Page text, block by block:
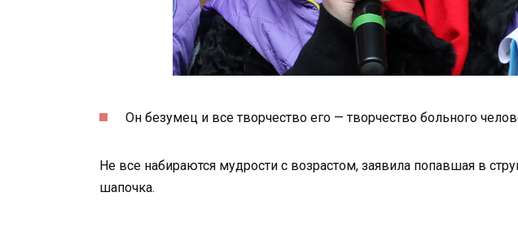
Он безумец и все творчество его — творчество больного
Не все набираются мудрости с возрастом, заявила попавшая в
шапочка.